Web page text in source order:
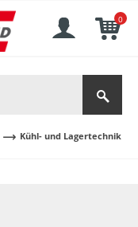
0
Kühl- und Lagertechnik